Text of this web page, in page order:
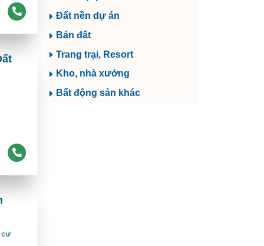
cư
Đất nền dự án
Bán đất
Trang trại, Resort
Kho, nhà xưởng
Bất động sản khác